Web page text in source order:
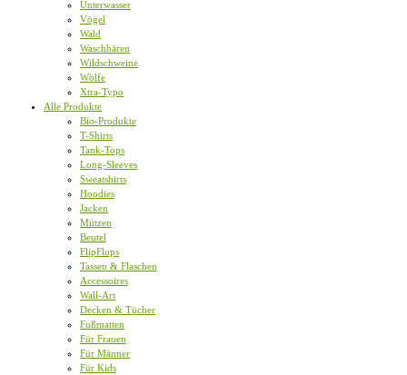
Unterwasser
Vögel
Wald
Waschbären
Wildschweine
Wölfe
Xtra-Typo
Alle Produkte
Bio-Produkte
T-Shirts
Tank-Tops
Long-Sleeves
Sweatshirts
Hoodies
Jacken
Mützen
Beutel
FlipFlops
Tassen & Flaschen
Accessoires
Wall-Art
Decken & Tücher
Fußmatten
Für Frauen
Für Männer
Für Kids